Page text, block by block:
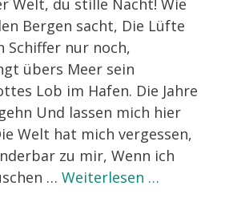
Welt, du stille Nacht! Wie
Bergen sacht, Die Lüfte
Schiffer nur noch,
übers Meer sein
Lob im Hafen. Die Jahre
Und lassen mich hier
Welt hat mich vergessen,
zu mir, Wenn ich
… Weiterlesen …